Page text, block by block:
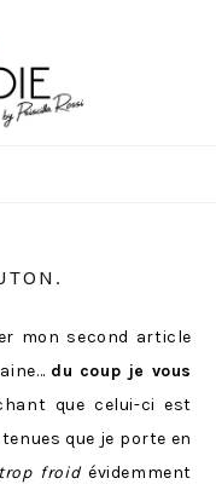
mon second article
du coup je vous
que celui-ci est
que je porte en
trop froidévidemment